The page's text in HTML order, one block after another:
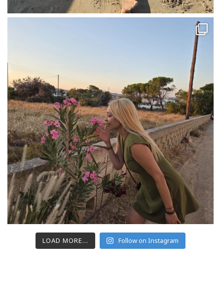
LOAD MORE... Follow on Instagram